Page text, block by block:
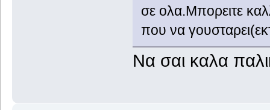
σε ολα.Μπορειτε
που να
Να σαι καλα